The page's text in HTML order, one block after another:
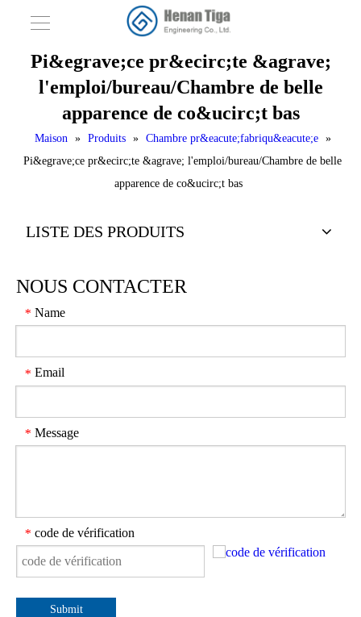
Pi&egrave;ce pr&ecirc;te &agrave;
l'emploi/bureau/Chambre de belle
apparence de co&ucirc;t bas
Maison » Produits » Chambre pr&eacute;fabriqu&eacute;e
»
Pi&egrave;ce pr&ecirc;te &agrave; l'emploi/bureau/Chambre de belle
apparence de co&ucirc;t bas
LISTE DES PRODUITS
NOUS CONTACTER
* Name
* Email
* Message
* code de vérification
Submit